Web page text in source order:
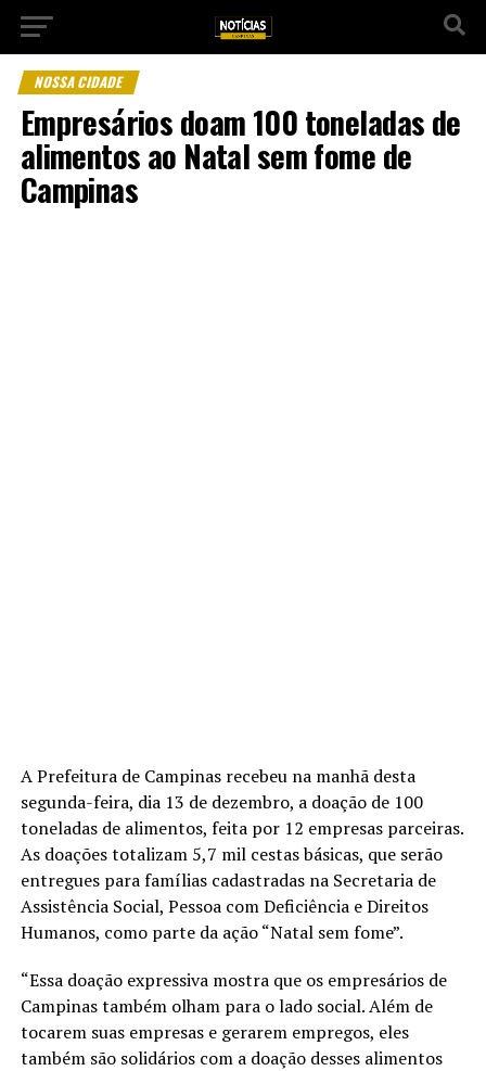
NOSSA CIDADE
Empresários doam 100 toneladas de
alimentos ao Natal sem fome de
Campinas
A Prefeitura de Campinas recebeu na manhã desta
segunda-feira, dia 13 de dezembro, a doação de 100
toneladas de alimentos, feita por 12 empresas parceiras.
As doações totalizam 5,7 mil cestas básicas, que serão
entregues para famílias cadastradas na Secretaria de
Assistência Social, Pessoa com Deficiência e Direitos
Humanos, como parte da ação “Natal sem fome”.
“Essa doação expressiva mostra que os empresários de
Campinas também olham para o lado social. Além de
tocarem suas empresas e gerarem empregos, eles
também são solidários com a doação desses alimentos